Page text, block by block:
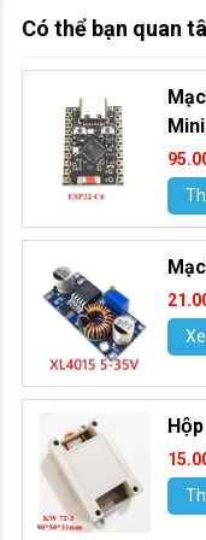
Có thể bạn quan
Mini